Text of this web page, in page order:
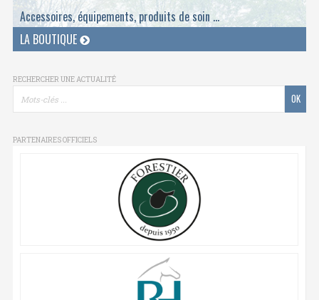
Accessoires, équipements, produits de soin ...
LA BOUTIQUE
RECHERCHER UNE ACTUALITÉ
PARTENAIRES OFFICIELS